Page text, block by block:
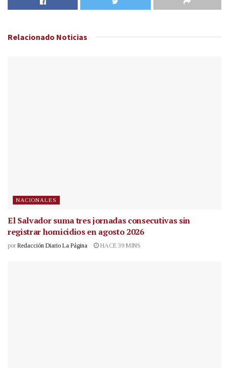
Relacionado Noticias
NACIONALES
El Salvador suma tres jornadas consecutivas sin
registrar homicidios en agosto 2026
por Redacción Diario La Página HACE 39 MINS